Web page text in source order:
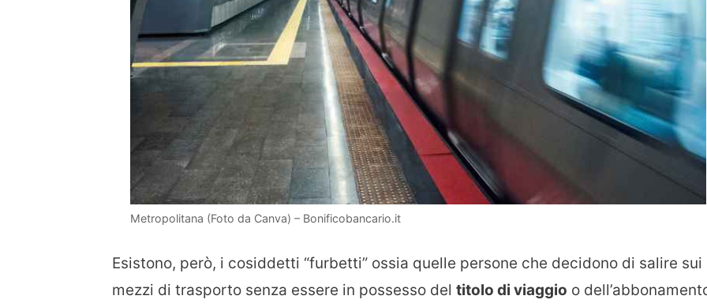
Metropolitana (Foto da Canva) – Bonificobancario.it
Esistono, però, i cosiddetti “furbetti” ossia quelle persone che decidono di salire sui
mezzi di trasporto senza essere in possesso del titolo di viaggio o